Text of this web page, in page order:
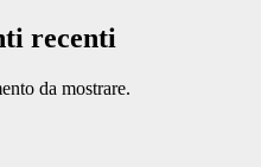
recenti
da mostrare.